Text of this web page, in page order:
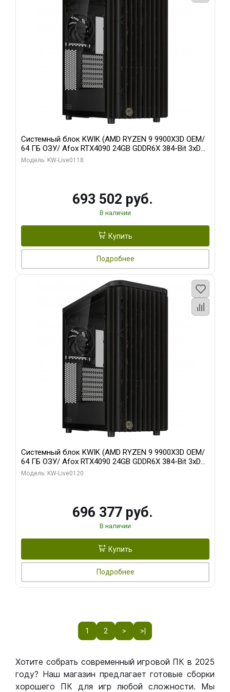
Системный блок KWIK (AMD RYZEN 9 9900X3D OEM/
64 ГБ ОЗУ/ Afox RTX4090 24GB GDDR6X 384-Bit 3xDP
HDMI ATX Turbo/ 960 ГБ SSD)
Модель: KW-Live0118
693 502 руб.
В наличии
Купить
Подробнее
Системный блок KWIK (AMD RYZEN 9 9900X3D OEM/
64 ГБ ОЗУ/ Afox RTX4090 24GB GDDR6X 384-Bit 3xDP
HDMI ATX Turbo/ 1 ТБ SSD)
Модель: KW-Live0120
696 377 руб.
В наличии
Купить
Подробнее
1 2 > >|
Хотите собрать современный игровой ПК в 2025
году? Наш магазин предлагает готовые сборки
хорошего ПК для игр любой сложности. Мы